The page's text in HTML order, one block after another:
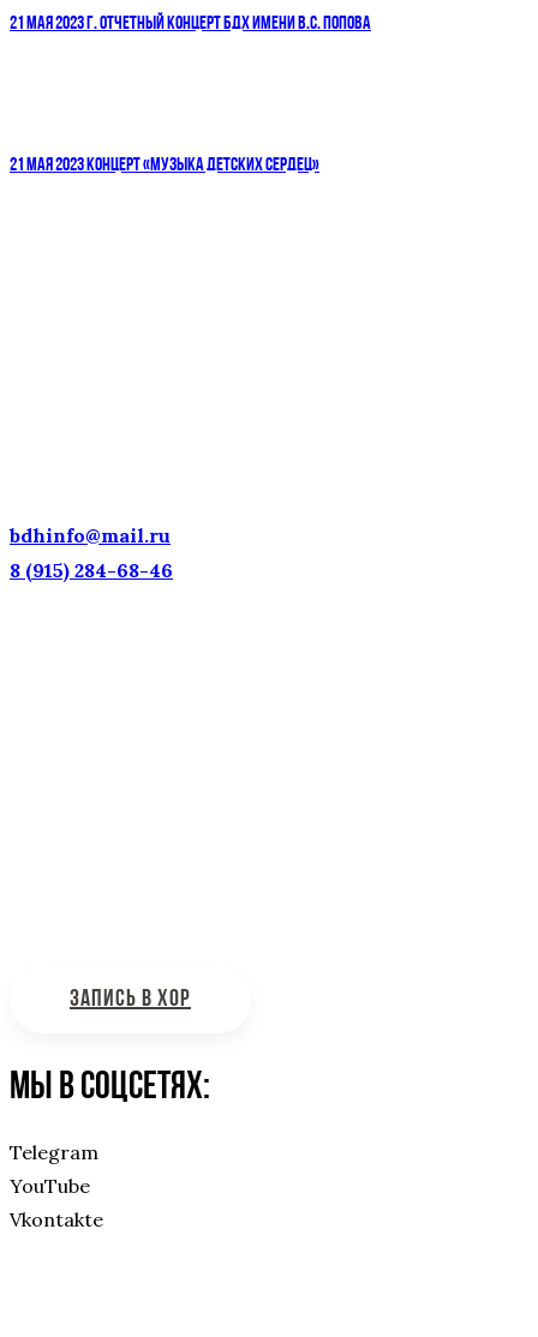
21 МАЯ 2023 Г. ОТЧЕТНЫЙ КОНЦЕРТ БДХ ИМЕНИ В.С. ПОПОВА
21 МАЯ 2023 КОНЦЕРТ «МУЗЫКА ДЕТСКИХ СЕРДЕЦ»
bdhinfo@mail.ru
8 (915) 284-68-46
ЗАПИСЬ В ХОР
Мы в соцсетях:
Telegram
YouTube
Vkontakte